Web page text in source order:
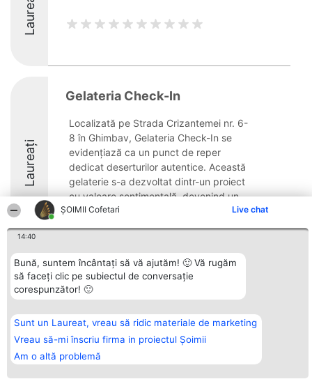
ȘOIMII Cofetari Live chat
14:40
Bună, suntem încântați să vă ajutăm! 🙂 Vă rugăm
să faceți clic pe subiectul de conversație
corespunzător! 🙂
Sunt un Laureat, vreau să ridic materiale de marketing
Vreau să-mi înscriu firma in proiectul Șoimii
Am o altă problemă
Laureați
Laureați
Gelateria Check-In
Localizată pe Strada Crizantemei nr. 6-
8 în Ghimbav, Gelateria Check-In se
evidențiază ca un punct de reper
dedicat deserturilor autentice. Această
gelaterie s-a dezvoltat dintr-un proiect
cu valoare sentimentală, devenind un
spațiu unde tradițiile ...
9.7
Organizator Ranking
BRIGHT SOLUTIONS BR SRL
Sc. A Et. 4 Ap. 13 Cod 061952
București
CUI 36737675
Laureaților
Reguli
Statut